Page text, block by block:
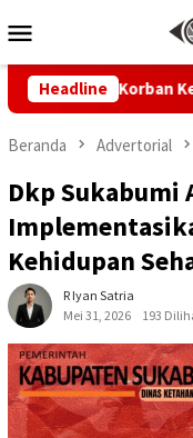
ke
Mobile
Headline
Korban Kebakaran
Beranda Advertorial
Dkp Sukabumi
Kehidupan
R Iyan Satria
Mei 31, 2026
193